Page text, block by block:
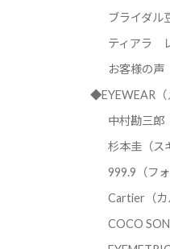
ブライダル
ティアラ
お客様の声
◆EYEWEAR（
中村勘三郎
杉本圭（ス
999.9（フ
Cartier（カ
COCO